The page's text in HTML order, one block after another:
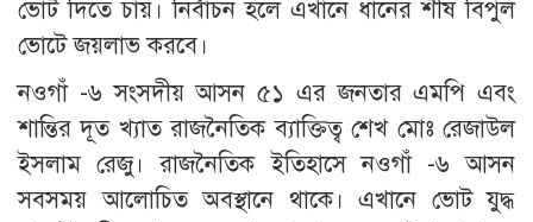
ভোট দিতে চায়। নির্বাচন হলে এখানে ধানের শীষ বিপুল
ভোটে জয়লাভ করবে।
নওগাঁ -৬ সংসদীয় আসন ৫১ এর জনতার এমপি এবং
শান্তির দূত খ্যাত রাজনৈতিক ব্যাক্তিত্ব শেখ মোঃ রেজাউল
ইসলাম রেজু। রাজনৈতিক ইতিহাসে নওগাঁ -৬ আসন
সবসময় আলোচিত অবস্থানে থাকে। এখানে ভোট যুদ্ধ